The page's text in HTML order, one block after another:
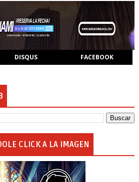
DISQUS FACEBOOK
CLICK A LA IMAGEN